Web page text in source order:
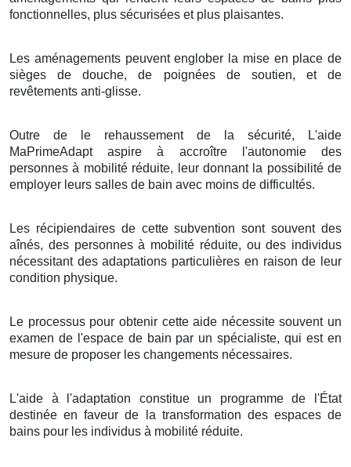
fonctionnelles, plus sécurisées et plus plaisantes.
Les aménagements peuvent englober la mise en place de
sièges de douche, de poignées de soutien, et de
revêtements anti-glisse.
Outre de le rehaussement de la sécurité, L'aide
MaPrimeAdapt aspire à accroître l'autonomie des
personnes à mobilité réduite, leur donnant la possibilité de
employer leurs salles de bain avec moins de difficultés.
Les récipiendaires de cette subvention sont souvent des
aînés, des personnes à mobilité réduite, ou des individus
nécessitant des adaptations particulières en raison de leur
condition physique.
Le processus pour obtenir cette aide nécessite souvent un
examen de l'espace de bain par un spécialiste, qui est en
mesure de proposer les changements nécessaires.
L'aide à l'adaptation constitue un programme de l'État
destinée en faveur de la transformation des espaces de
bains pour les individus à mobilité réduite.